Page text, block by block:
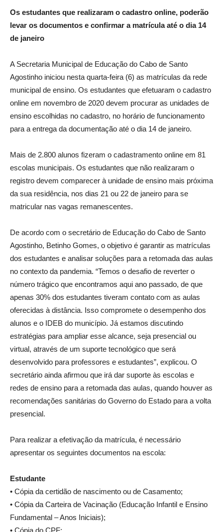
Os estudantes que realizaram o cadastro online, poderão
levar os documentos e confirmar a matrícula até o dia 14
de janeiro
A Secretaria Municipal de Educação do Cabo de Santo
Agostinho iniciou nesta quarta-feira (6) as matrículas da rede
municipal de ensino. Os estudantes que efetuaram o cadastro
online em novembro de 2020 devem procurar as unidades de
ensino escolhidas no cadastro, no horário de funcionamento
para a entrega da documentação até o dia 14 de janeiro.
Mais de 2.800 alunos fizeram o cadastramento online em 81
escolas municipais. Os estudantes que não realizaram o
registro devem comparecer à unidade de ensino mais próxima
da sua residência, nos dias 21 ou 22 de janeiro para se
matricular nas vagas remanescentes.
De acordo com o secretário de Educação do Cabo de Santo
Agostinho, Betinho Gomes, o objetivo é garantir as matrículas
dos estudantes e analisar soluções para a retomada das aulas
no contexto da pandemia. “Temos o desafio de reverter o
número trágico que encontramos aqui ano passado, de que
apenas 30% dos estudantes tiveram contato com as aulas
oferecidas à distância. Isso compromete o desempenho dos
alunos e o IDEB do município. Já estamos discutindo
estratégias para ampliar esse alcance, seja presencial ou
virtual, através de um suporte tecnológico que será
desenvolvido para professores e estudantes”, explicou. O
secretário ainda afirmou que irá dar suporte às escolas e
redes de ensino para a retomada das aulas, quando houver as
recomendações sanitárias do Governo do Estado para a volta
presencial.
Para realizar a efetivação da matrícula, é necessário
apresentar os seguintes documentos na escola:
Estudante
• Cópia da certidão de nascimento ou de Casamento;
• Cópia da Carteira de Vacinação (Educação Infantil e Ensino
Fundamental – Anos Iniciais);
• Cópia do CPF;